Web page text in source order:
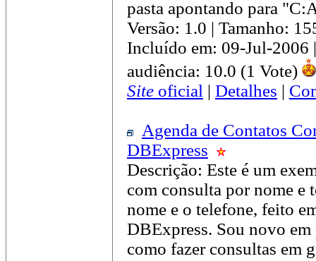
pasta apontando para
Versão: 1.0 | Tamanho:
Incluído em: 09-Jul-2006
audiência: 10.0 (1 Vote)
Site oficial | Detalhes |
Agenda de Contatos
DBExpress
Descrição: Este é um
com consulta por nome e
nome e o telefone, feito
DBExpress. Sou novo em
como fazer consultas em